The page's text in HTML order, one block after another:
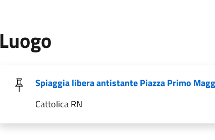
Luogo
Spiaggia libera antistante Piazza Primo
Cattolica RN